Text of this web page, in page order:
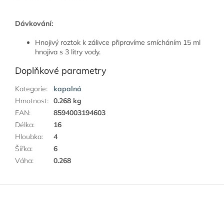
Dávkování:
Hnojivý roztok k zálivce připravíme smícháním 15 ml
hnojiva s 3 litry vody.
Doplňkové parametry
Kategorie:
kapalná
Hmotnost: 0.268 kg
EAN:
8594003194603
Délka:
16
Hloubka:
4
Šířka:
6
Váha: 0.268
Z